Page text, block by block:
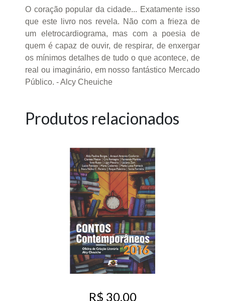
O coração popular da cidade... Exatamente isso
que este livro nos revela. Não com a frieza de
um eletrocardiograma, mas com a poesia de
quem é capaz de ouvir, de respirar, de enxergar
os mínimos detalhes de tudo o que acontece, de
real ou imaginário, em nosso fantástico Mercado
Público. - Alcy Cheuiche
Produtos relacionados
R$ 30,00